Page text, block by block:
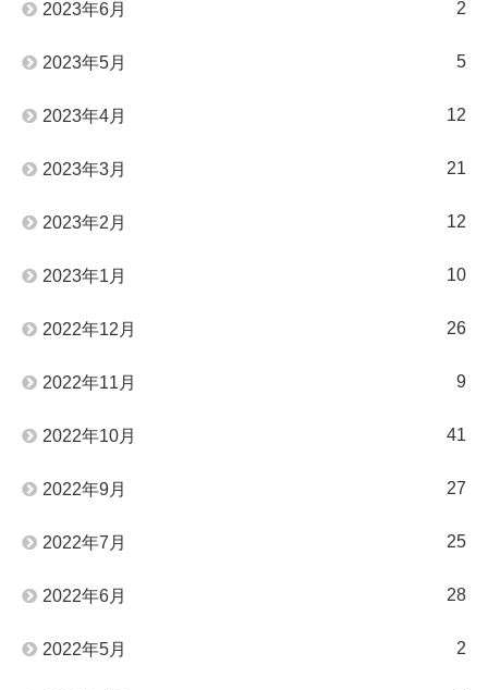
2023年6月 2
2023年5月 5
2023年4月 12
2023年3月 21
2023年2月 12
2023年1月 10
2022年12月 26
2022年11月 9
2022年10月 41
2022年9月 27
2022年7月 25
2022年6月 28
2022年5月 2